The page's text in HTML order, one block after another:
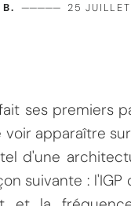
B. ————— 25
ses premiers
apparaître
d'une
suivante :